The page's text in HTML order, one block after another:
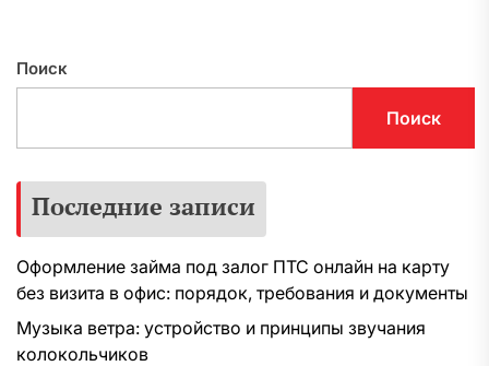
Поиск
Поиск
Последние записи
Оформление займа под залог ПТС онлайн на карту
без визита в офис: порядок, требования и документы
Музыка ветра: устройство и принципы звучания
колокольчиков